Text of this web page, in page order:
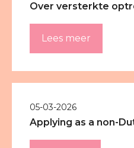
Over versterkte
Lees meer
05-03-2026
Applying as a non-